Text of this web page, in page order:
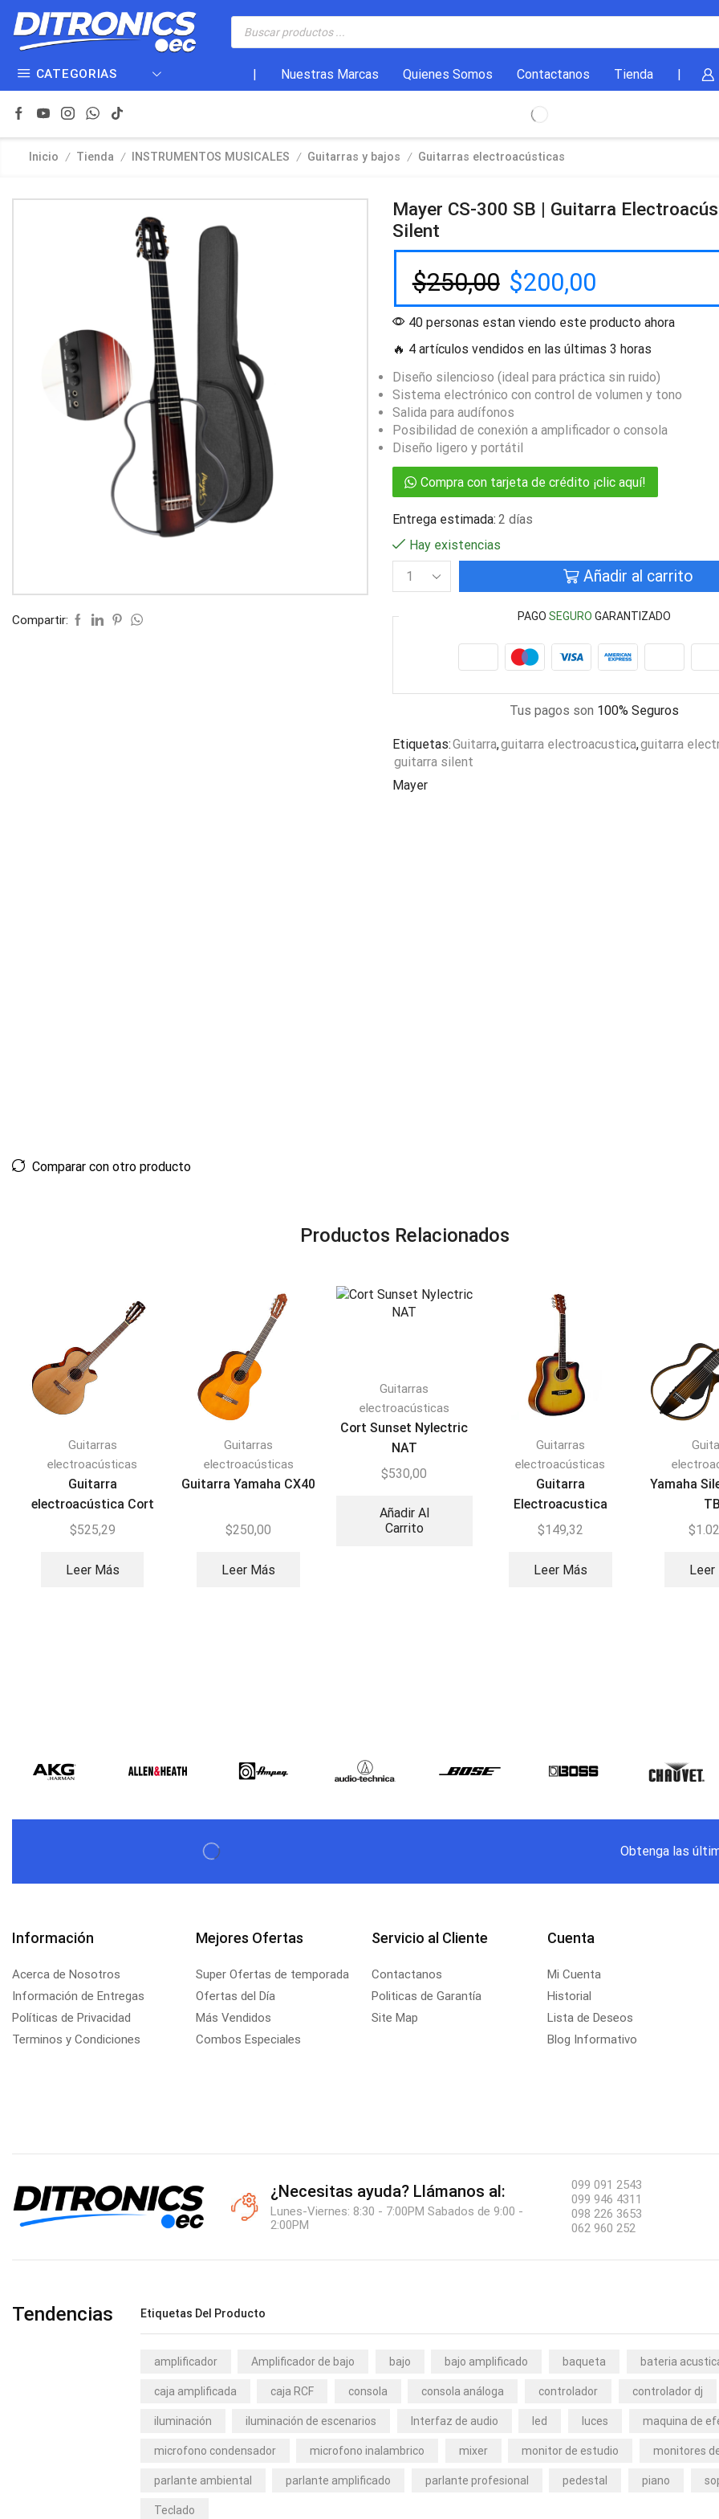
CATEGORIAS Nuestras Marcas Quienes Somos Contactanos Tienda
Inicio / Tienda / INSTRUMENTOS MUSICALES / Guitarras y bajos / Guitarras electroacústicas
Compartir:
Mayer CS-300 SB | Guitarra
Silent
$250,00 $200,00
40 personas estan viendo este producto ahora
🔥 4 artículos vendidos en las últimas 3 horas
Diseño silencioso (ideal para práctica sin ruido)
Sistema electrónico con control de volumen y tono
Salida para audífonos
Posibilidad de conexión a amplificador o consola
Diseño ligero y portátil
Compra con tarjeta de crédito ¡clic aquí!
Entrega estimada: 2 días
Hay existencias
Añadir al carrito
PAGOSEGURO GARANTIZADO
Tus pagos son 100% Seguros
Etiquetas:Guitarra,guitarra electroacustica,guitarra
guitarra silent
Mayer
Comparar con otro producto
Productos Relacionados
Guitarras
electroacústicas
Guitarra
electroacústica Cort
CEC7
$525,29
Leer Más
Guitarras
electroacústicas
Guitarra Yamaha CX40
$250,00
Leer Más
Guitarras
electroacústicas
Cort Sunset Nylectric
NAT
$530,00
Añadir Al
Carrito
Guitarras
electroacústicas
Guitarra
Electroacustica
Smiger GA-H11-3TS
$149,32
Leer Más
Yamaha
$
Leer
Obtenga las
Información
Acerca de Nosotros
Información de Entregas
Políticas de Privacidad
Terminos y Condiciones
Mejores Ofertas
Super Ofertas de temporada
Ofertas del Día
Más Vendidos
Combos Especiales
Servicio al Cliente
Contactanos
Politicas de Garantía
Site Map
Cuenta
Mi Cuenta
Historial
Lista de Deseos
Blog Informativo
¿Necesitas ayuda? Llámanos al:
Lunes-Viernes: 8:30 - 7:00PM Sabados de 9:00 -
2:00PM
099 091 2543
099 946 4311
098 226 3653
062 960 252
Tendencias Etiquetas Del Producto
amplificador Amplificador de bajo bajo bajo amplificado baqueta bateria
caja amplificada caja RCF consola consola análoga controlador controlador dj
iluminación iluminación de escenarios Interfaz de audio led luces maquina de
microfono condensador microfono inalambrico mixer monitor de estudio monitores
parlante ambiental parlante amplificado parlante profesional pedestal piano
Teclado